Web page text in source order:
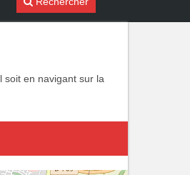
soit en navigant sur la